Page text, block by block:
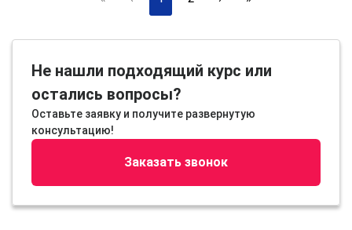
Не нашли подходящий курс или
остались вопросы?
Оставьте заявку и получите развернутую
консультацию!
Заказать звонок